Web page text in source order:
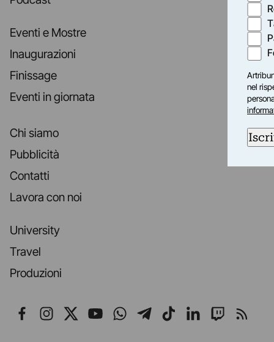
Eventi e Mostre
Inaugurazioni
Finissage
Eventi in giornata
Chi siamo
Pubblicità
Contatti
Lavora con noi
University
Travel
Produzioni
Seguici su Facebook
Seguici su Instagram
Seguici su X
Seguici su YouTube
Seguici su WhatsApp
Seguici su
Seguici su
Seguici su
Seguici
nel